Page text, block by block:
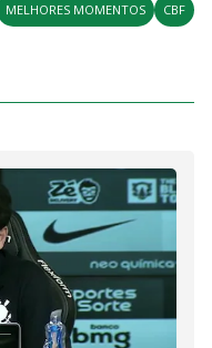
MELHORES MOMENTOS CBF